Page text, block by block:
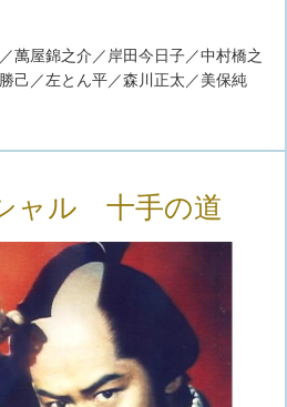
萬屋錦之介／岸田今日子／中村橋之
己／左とん平／森川正太／美保純
ャル 十手の道